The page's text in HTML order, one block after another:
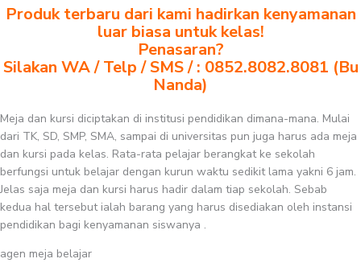
Produk terbaru dari kami hadirkan kenyamanan
luar biasa untuk kelas!
Penasaran?
Silakan WA / Telp / SMS / : 0852.8082.8081 (Bu
Nanda)
Meja dan kursi diciptakan di institusi pendidikan dimana-mana. Mulai
dari TK, SD, SMP, SMA, sampai di universitas pun juga harus ada meja
dan kursi pada kelas. Rata-rata pelajar berangkat ke sekolah
berfungsi untuk belajar dengan kurun waktu sedikit lama yakni 6 jam.
Jelas saja meja dan kursi harus hadir dalam tiap sekolah. Sebab
kedua hal tersebut ialah barang yang harus disediakan oleh instansi
pendidikan bagi kenyamanan siswanya .
agen meja belajar